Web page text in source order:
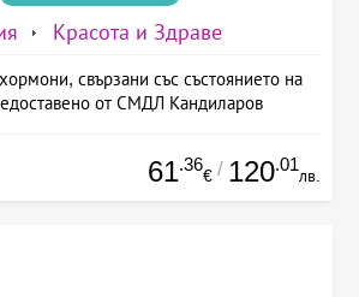
Красота и Здраве
свързани със състоянието на
от СМДЛ Кандиларов
61.36
€ / 120.01
лв.